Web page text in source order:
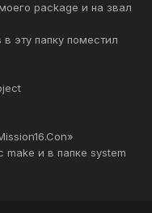
package и на звал
эту папку поместил
и в папке system